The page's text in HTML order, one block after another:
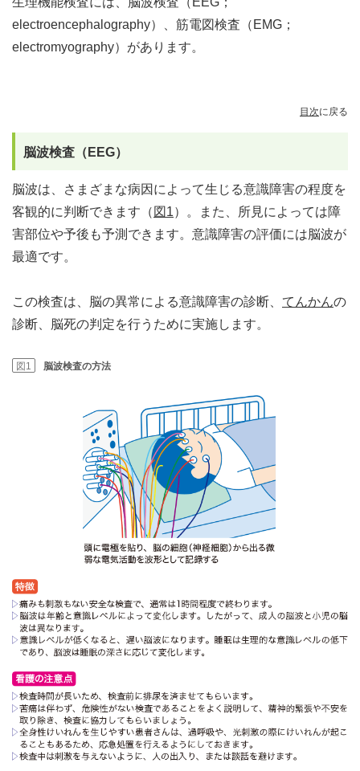
electroencephalography）、筋電図検査（EMG；
electromyography）があります。
目次に戻る
脳波検査（EEG）
脳波は、さまざまな病因によって生じる意識障害の程度を
客観的に判断できます（ 図1）。また、所見によっては障
害部位や予後も予測できます。意識障害の評価には脳波が
最適です。
この検査は、脳の異常による意識障害の診断、 てんかんの
診断、脳死の判定を行うために実施します。
図1 脳波検査の方法